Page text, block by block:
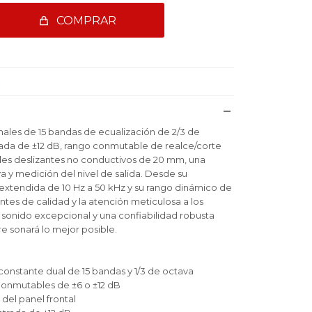
COMPRAR
de 15 bandas de ecualización de 2/3 de
de ±12 dB, rango conmutable de realce/corte
deslizantes no conductivos de 20 mm, una
y medición del nivel de salida. Desde su
de 10 Hz a 50 kHz y su rango dinámico de
de calidad y la atención meticulosa a los
sonido excepcional y una confiabilidad robusta
sonará lo mejor posible.
dual de 15 bandas y 1/3 de octava
de ±6 o ±12 dB
panel frontal